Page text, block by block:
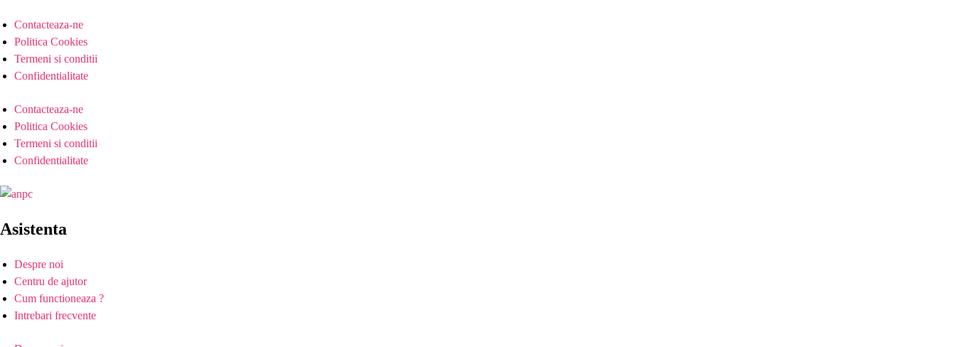
Contacteaza-ne
Politica Cookies
Termeni si conditii
Confidentialitate
Contacteaza-ne
Politica Cookies
Termeni si conditii
Confidentialitate
Asistenta
Despre noi
Centru de ajutor
Cum functioneaza ?
Intrebari frecvente